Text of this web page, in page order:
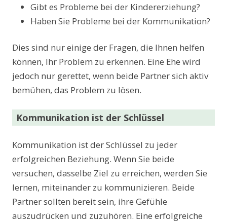
Gibt es Probleme bei der Kindererziehung?
Haben Sie Probleme bei der Kommunikation?
Dies sind nur einige der Fragen, die Ihnen helfen
können, Ihr Problem zu erkennen. Eine Ehe wird
jedoch nur gerettet, wenn beide Partner sich aktiv
bemühen, das Problem zu lösen.
Kommunikation ist der Schlüssel
Kommunikation ist der Schlüssel zu jeder
erfolgreichen Beziehung. Wenn Sie beide
versuchen, dasselbe Ziel zu erreichen, werden Sie
lernen, miteinander zu kommunizieren. Beide
Partner sollten bereit sein, ihre Gefühle
auszudrücken und zuzuhören. Eine erfolgreiche